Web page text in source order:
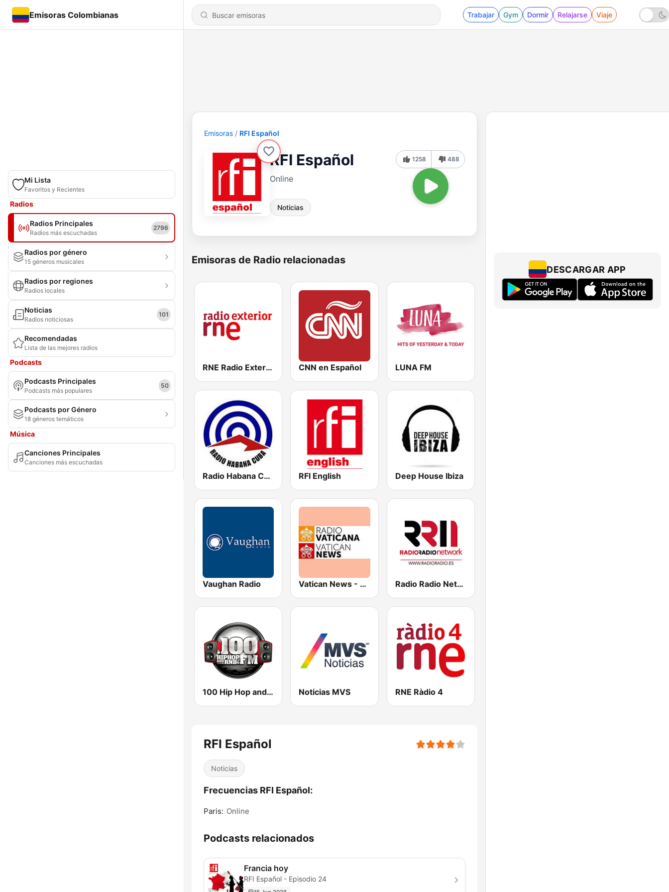
Emisoras Colombianas Trabajar Gym Dormir Relajarse Viaje
Mi Lista
Favoritos y Recientes
Radios
Radios Principales
Radios más escuchadas
2796
Radios por género
15 géneros musicales
Radios por regiones
Radios locales
Noticias
Radios noticiosas
101
Recomendadas
Lista de las mejores radios
Podcasts
Podcasts Principales
Podcasts más populares
50
Podcasts por Género
18 géneros temáticos
Música
Canciones Principales
Canciones más escuchadas
Emisoras RFI Español
RFI Español
Online
Noticias
1258 488
Emisoras de Radio relacionadas
RNE Radio Exterior CNN en Español LUNA FM
Radio Habana Cuba RFI English Deep House Ibiza
Vaughan Radio Vatican News - Español Radio Radio Network
100 Hip Hop and RNB FM Noticias MVS RNE Ràdio 4
RFI Español
Noticias
Frecuencias RFI Español:
Paris: Online
Podcasts relacionados
Francia hoy
RFI Español - Episodio 24
DESCARGAR APP